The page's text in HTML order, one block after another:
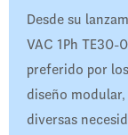
Desde su
VAC 1Ph
preferido por
diseño
diversas